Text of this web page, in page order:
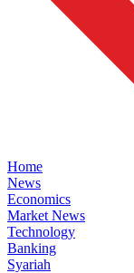
Home
News
Economics
Market News
Technology
Banking
Syariah